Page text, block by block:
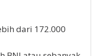
dari 172.000